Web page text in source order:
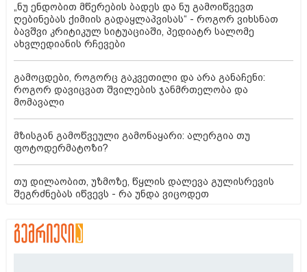
„ნუ ენდობით მწერების ბადეს და ნუ გამოიწვევთ
ღებინებას ქიმიის გადაყლაპვისას“ - როგორ ვიხსნათ
ბავშვი კრიტიკულ სიტუაციაში, პედიატრ სალომე
ახვლედიანის რჩევები
გამოცდები, როგორც გაკვეთილი და არა განაჩენი:
როგორ დავიცვათ შვილების ჯანმრთელობა და
მომავალი
მზისგან გამოწვეული გამონაყარი: ალერგია თუ
ფოტოდერმატოზი?
თუ დილაობით, უზმოზე, წყლის დალევა გულისრევის
შეგრძნებას იწვევს - რა უნდა ვიცოდეთ